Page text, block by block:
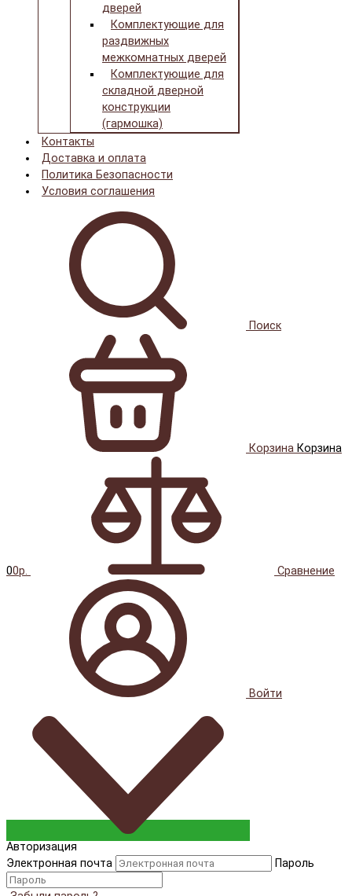
дверей
Комплектующие для
раздвижных
межкомнатных дверей
Комплектующие для
складной дверной
конструкции
(гармошка)
Контакты
Доставка и оплата
Политика Безопасности
Условия соглашения
Поиск
Корзина Корзина
00р. Сравнение
Войти
Авторизация
Электронная почта
Пароль